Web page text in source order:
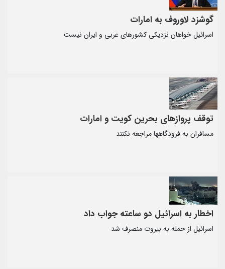
گوشزد لاوروف به امارات
اسرائیل خواهان نزدیکی کشورهای عربی و ایران نیست
توقف پروازهای بحرین کویت و امارات
مسافران به فرودگاهها مراجعه نکنند
اخطار به اسرائیل دو ساعته جواب داد
اسرائیل از حمله به بیروت منصرف شد